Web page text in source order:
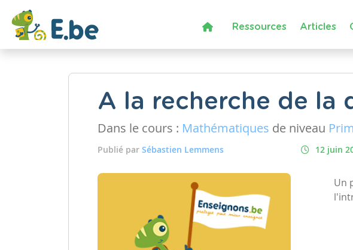
Ressources Articles
A la recherche de la
Dans le cours : Mathématiques de niveau
Publié par Sébastien Lemmens 12 juin
Un